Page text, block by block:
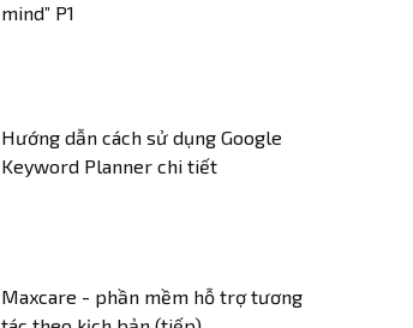
mind” P1
Hướng dẫn cách sử dụng Google
Keyword Planner chi tiết
Maxcare - phần mềm hỗ trợ tương